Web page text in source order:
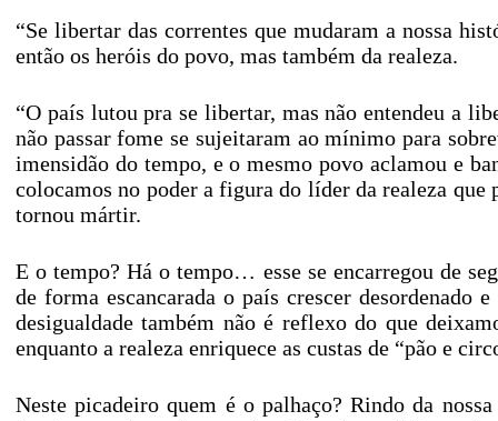
“Se libertar das correntes que mudaram a nossa
então os heróis do povo, mas também da realeza.
“O país lutou pra se libertar, mas não entendeu a
não passar fome se sujeitaram ao mínimo para
imensidão do tempo, e o mesmo povo aclamou e
colocamos no poder a figura do líder da realeza
tornou mártir.
E o tempo? Há o tempo… esse se encarregou de
de forma escancarada o país crescer desordenado
desigualdade também não é reflexo do que
enquanto a realeza enriquece as custas de “pão e
Neste picadeiro quem é o palhaço? Rindo da